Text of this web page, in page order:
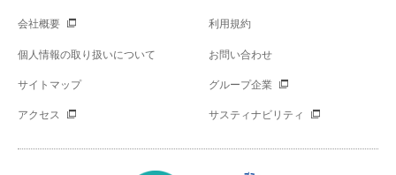
会社概要 利用規約
個人情報の取り扱いについて お問い合わせ
サイトマップ グループ企業
アクセス サスティナビリティ